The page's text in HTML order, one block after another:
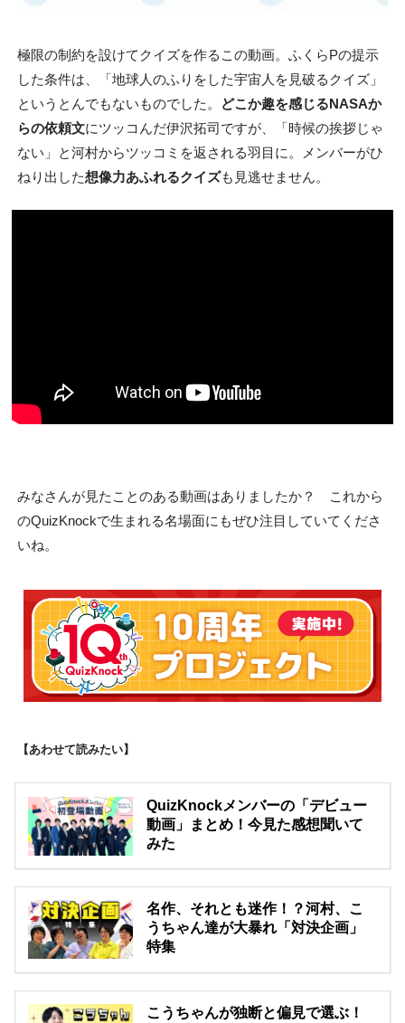
極限の制約を設けてクイズを作るこの動画。ふくらPの提示
した条件は、「地球人のふりをした宇宙人を見破るクイズ」
というとんでもないものでした。
どこか趣を感じるNASAか
らの依頼文にツッコんだ伊沢拓司ですが、「時候の挨拶じゃ
ない」と河村からツッコミを返される羽目に。メンバーがひ
ねり出した想像力あふれるクイズも見逃せません。
みなさんが見たことのある動画はありましたか？ これから
のQuizKnockで生まれる名場面にもぜひ注目していてくださ
いね。
【あわせて読みたい】
QuizKnockメンバーの「デビュー
動画」まとめ！今見た感想聞いて
みた
名作、それとも迷作！？河村、こ
うちゃん達が大暴れ「対決企画」
特集
こうちゃんが独断と偏見で選ぶ！